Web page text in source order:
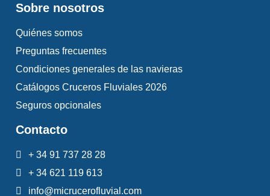
Sobre nosotros
Quiénes somos
Preguntas frecuentes
Condiciones generales de las navieras
Catálogos Cruceros Fluviales 2026
Seguros opcionales
Contacto
+ 34 91 737 28 28
+ 34 621 119 613
info@micrucerofluvial.com